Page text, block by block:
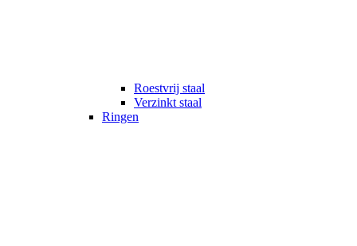
Roestvrij staal
Verzinkt staal
Ringen